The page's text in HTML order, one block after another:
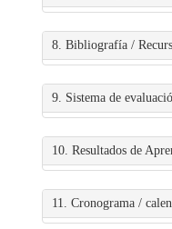
8. Bibliografía /
9. Sistema de
10. Resultados de
11. Cronograma /